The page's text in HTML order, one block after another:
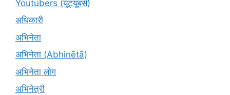
Youtubers (यूट्यूबर्स)
अधिकारी
अभिनेता
अभिनेता (Abhinētā)
अभिनेता लोग
अभिनेत्री